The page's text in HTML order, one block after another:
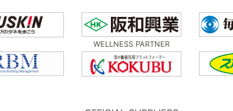
WELLNESS PARTNER